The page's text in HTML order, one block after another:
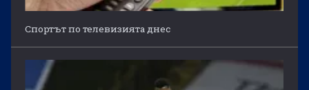
Спортът по телевизията днес